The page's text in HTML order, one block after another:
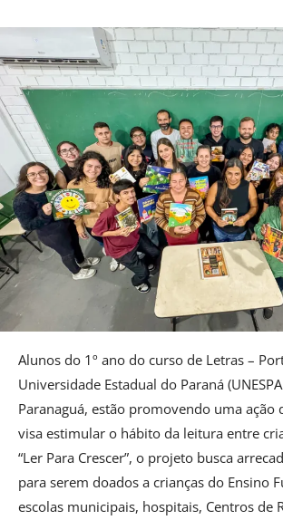
Alunos do 1º ano do curso de Letras –
Universidade Estadual do Paraná
Paranaguá, estão promovendo uma ação
visa estimular o hábito da leitura entre
“Ler Para Crescer”, o projeto busca
para serem doados a crianças do Ensino
escolas municipais, hospitais, Centros de